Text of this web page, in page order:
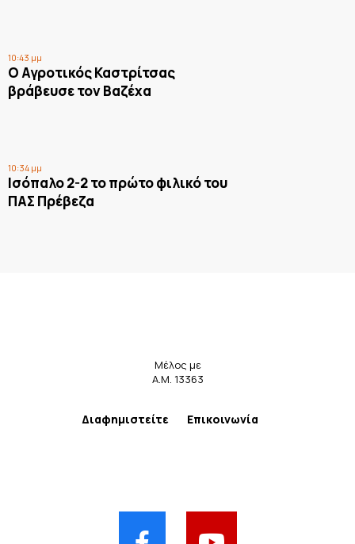
10:43 μμ
Ο Αγροτικός Καστρίτσας
βράβευσε τον Βαζέχα
10:34 μμ
Ισόπαλο 2-2 το πρώτο φιλικό του
ΠΑΣ Πρέβεζα
Μέλος με
Α.Μ. 13363
Διαφημιστείτε Επικοινωνία